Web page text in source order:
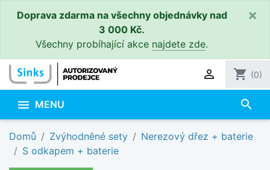
Doprava zdarma na všechny objednávky nad
3 000 Kč.
Všechny probíhající akce najdete zde.
×
 shopping_cart (0)
 MENU search
Domů Zvýhodněné sety
Nerezový dřez + baterie
S odkapem + baterie